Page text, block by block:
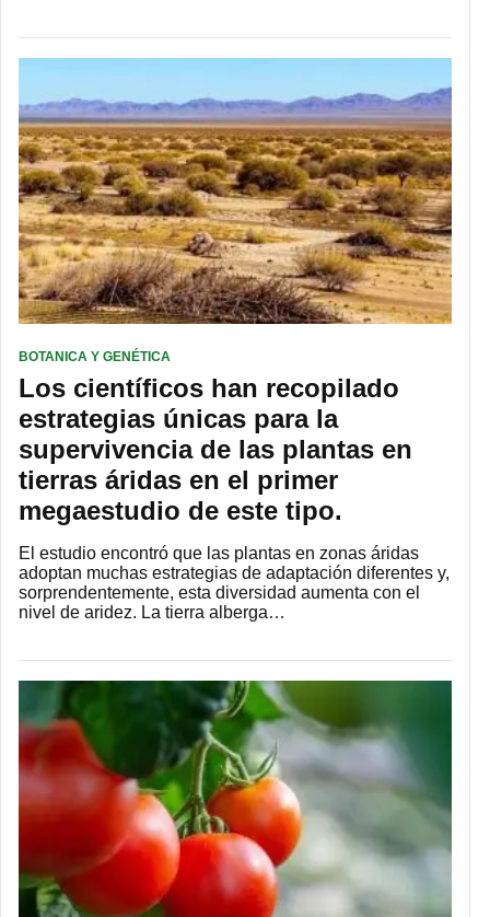
BOTANICA Y GENÉTICA
Los científicos han recopilado
estrategias únicas para la
supervivencia de las plantas en
tierras áridas en el primer
megaestudio de este tipo.
El estudio encontró que las plantas en zonas áridas
adoptan muchas estrategias de adaptación diferentes y,
sorprendentemente, esta diversidad aumenta con el
nivel de aridez. La tierra alberga…